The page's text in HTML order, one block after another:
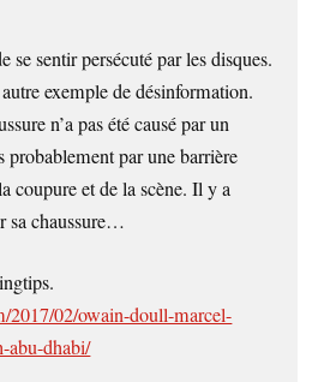
se sentir persécuté par les disques.
exemple de désinformation.
n’a pas été causé par un
probablement par une barrière
coupure et de la scène. Il y a
sa chaussure…
2017/02/owain-doull-marcel-
abu-dhabi/